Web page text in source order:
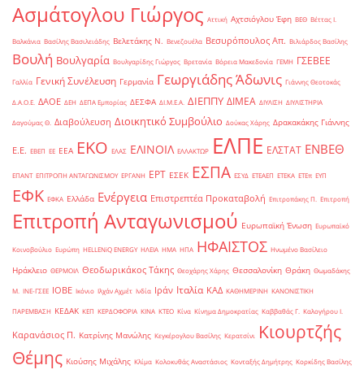
Ασμάτογλου Γιώργος Αττική Αχτσιόγλου Έφη ΒΕΘ Βέττας Ι.
Βαλκάνια Βασίλης Βασιλειάδης Βελετάκης Ν. Βενεζουέλα Βεσυρόπουλος Απ. Βιλιάρδος Βασίλης
Βουλή Βουλγαρία Βουλγαρίδης Γιώργος Βρετανία Βόρεια Μακεδονία ΓΕΜΗ ΓΣΕΒΕΕ
Γαλλία Γενική Συνέλευση Γερμανία Γεωργιάδης Άδωνις Γιάννης Θεοτοκάς
Δ.Α.Ο.Ε. ΔΑΟΕ ΔΕΗ ΔΕΠΑ Εμπορίας ΔΕΣΦΑ ΔΙ.Μ.Ε.Α. ΔΙΕΠΠΥ ΔΙΜΕΑ ΔΙΥΛΙΣΗ ΔΙΥΛΙΣΤΗΡΙΑ
Δαγούμας Θ. Διαβούλευση Διοικητικό Συμβούλιο Δούκας Χάρης Δρακακάκης Γιάννης
Ε.Ε. ΕΒΕΠ ΕΕ ΕΕΑ ΕΚΟ ΕΛΑΣ ΕΛΙΝΟΙΛ ΕΛΛΑΚΤΩΡ ΕΛΠΕ ΕΛΣΤΑΤ ΕΝΒΕΘ
ΕΠΑΝΤ ΕΠΙΤΡΟΠΗ ΑΝΤΑΓΩΝΙΣΜΟΥ ΕΡΓΑΝΗ ΕΡΤ ΕΣΕΚ ΕΣΠΑ ΕΣΥΔ ΕΤΕΑΕΠ ΕΤΕΚΑ ΕΤΕπ ΕΥΠ
ΕΦΚ ΕΦΚΑ Ελλάδα Ενέργεια Επιστρεπτέα Προκαταβολή Επιτροπάκης Π. Επιτροπή
Επιτροπή Ανταγωνισμού Ευρωπαϊκή Ένωση Ευρωπαϊκό
Κοινοβούλιο Ευρώπη ΗELLENiQ ENERGY ΗΛΕΙΑ ΗΜΑ ΗΠΑ ΗΦΑΙΣΤΟΣ Ηνωμένο Βασίλειο
Ηράκλειο ΘΕΡΜΟΙΛ Θεοδωρικάκος Τάκης Θεοχάρης Χάρης Θεσσαλονίκη Θράκη Θωμαδάκης
Μ. ΙΝΕ-ΓΣΕΕ ΙΟΒΕ Ικόνιο Ιλχάν Αχμέτ Ινδία Ιράν Ιταλία ΚΑΔ ΚΑΘΗΜΕΡΙΝΗ ΚΑΝΟΝΙΣΤΙΚΗ
ΠΑΡΕΜΒΑΣΗ ΚΕΔΑΚ ΚΕΠ ΚΕΡΔΟΦΟΡΙΑ ΚΙΝΑ ΚΤΕΟ Κίνα Κίνημα Δημοκρατίας Καββαθάς Γ. Καλογήρου Ι.
Καρανάσιος Π. Κατρίνης Μανώλης Κεγκέρογλου Βασίλης Κερατσίνι
Κιουρτζής
Θέμης Κιούσης Μιχάλης Κλίμα Κολοκυθάς Αναστάσιος Κονταξής Δημήτρης Κορκίδης Βασίλης